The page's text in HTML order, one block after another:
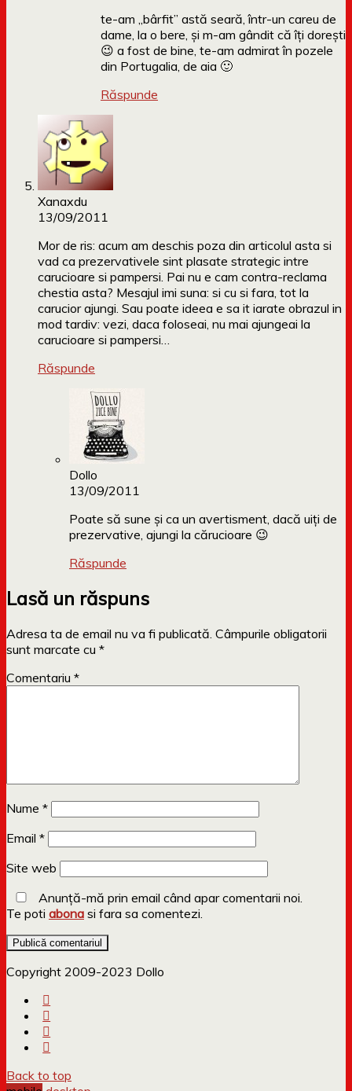
te-am „bârfit” astă seară, într-un careu de
dame, la o bere, și m-am gândit că îți dorești
😉 a fost de bine, te-am admirat în pozele
din Portugalia, de aia 🙂
Răspunde
Xanaxdu
13/09/2011
Mor de ris: acum am deschis poza din articolul asta si
vad ca prezervativele sint plasate strategic intre
carucioare si pampersi. Pai nu e cam contra-reclama
chestia asta? Mesajul imi suna: si cu si fara, tot la
carucior ajungi. Sau poate ideea e sa it iarate obrazul in
mod tardiv: vezi, daca foloseai, nu mai ajungeai la
carucioare si pampersi…
Răspunde
Dollo
13/09/2011
Poate să sune și ca un avertisment, dacă uiți de
prezervative, ajungi la cărucioare 😉
Răspunde
Lasă un răspuns
Adresa ta de email nu va fi publicată. Câmpurile obligatorii
sunt marcate cu *
Comentariu *
Nume *
Email *
Site web
Anunță-mă prin email când apar comentarii noi.
Te poti abona si fara sa comentezi.
Copyright 2009-2023 Dollo
Back to top